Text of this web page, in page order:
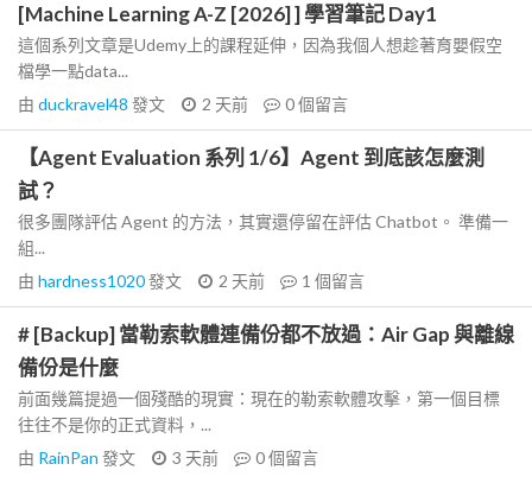
[Machine Learning A-Z [2026] ] 學習筆記 Day1
這個系列文章是Udemy上的課程延伸，因為我個人想趁著育嬰假空
檔學一點data...
由 duckravel48 發文 2 天前 0個留言
【Agent Evaluation 系列 1/6】Agent 到底該怎麼測
試？
很多團隊評估 Agent 的方法，其實還停留在評估 Chatbot。 準備一
組...
由 hardness1020發文 2 天前 1 個留言
# [Backup] 當勒索軟體連備份都不放過：Air Gap 與離線
備份是什麼
前面幾篇提過一個殘酷的現實：現在的勒索軟體攻擊，第一個目標
往往不是你的正式資料，...
由 RainPan 發文 3 天前 0個留言